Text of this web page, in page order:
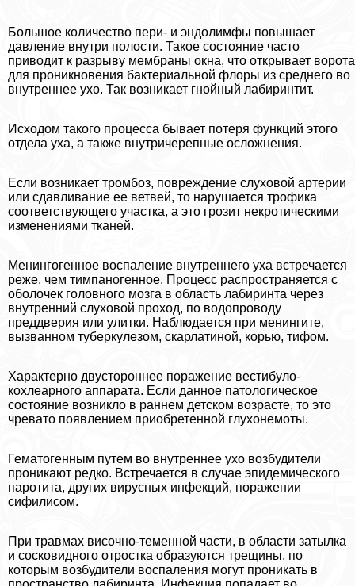
Большое количество пери- и эндолимфы повышает
давление внутри полости. Такое состояние часто
приводит к разрыву мембраны окна, что открывает ворота
для проникновения бактериальной флоры из среднего во
внутреннее ухо. Так возникает гнойный лабиринтит.
Исходом такого процесса бывает потеря функций этого
отдела уха, а также внутричерепные осложнения.
Если возникает тромбоз, повреждение слуховой артерии
или сдавливание ее ветвей, то нарушается трофика
соответствующего участка, а это грозит некротическими
изменениями тканей.
Менингогенное воспаление внутреннего уха встречается
реже, чем тимпаногенное. Процесс распространяется с
оболочек головного мозга в область лабиринта через
внутренний слуховой проход, по водопроводу
преддверия или улитки. Наблюдается при менингите,
вызванном туберкулезом, скарлатиной, корью, тифом.
Хаpaктерно двустороннее поражение вестибуло-
кохлеарного аппарата. Если данное патологическое
состояние возникло в раннем детском возрасте, то это
чревато появлением приобретенной глухонемоты.
Гематогенным путем во внутреннее ухо возбудители
проникают редко. Встречается в случае эпидемического
паротита, других вирусных инфекций, поражении
сифилисом.
При травмах височно-теменной части, в области затылка
и сосковидного отростка образуются трещины, по
которым возбудители воспаления могут проникать в